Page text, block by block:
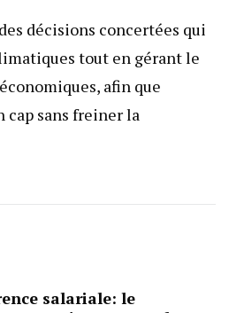
décisions concertées qui
tout en gérant le
afin que
cap sans freiner la
salariale: le